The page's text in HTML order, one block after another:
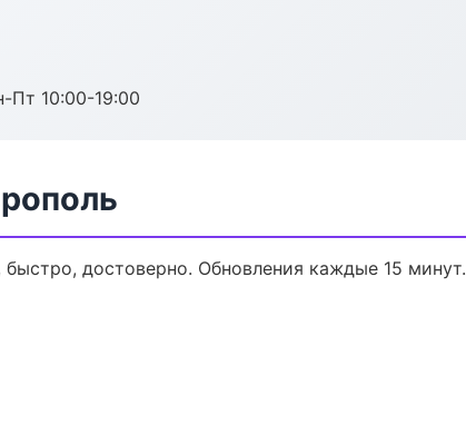
Пт 10:00-19:00
быстро, достоверно. Обновления каждые 15 минут.